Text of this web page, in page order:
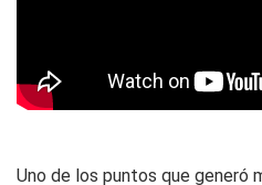
Uno de los puntos que generó